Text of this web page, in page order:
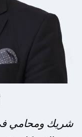
شريك ومحامي في